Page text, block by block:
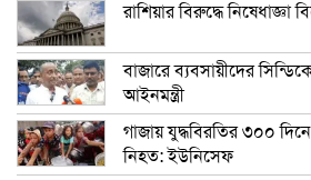
রাশিয়ার বিরুদ্ধে নিষেধাজ্ঞা
বাজারে ব্যবসায়ীদের
আইনমন্ত্রী
গাজায় যুদ্ধবিরতির ৩০০
নিহত: ইউনিসেফ